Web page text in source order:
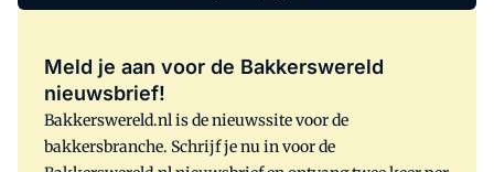
Meld je aan voor de Bakkerswereld
nieuwsbrief!
Bakkerswereld.nl is de nieuwssite voor de
bakkersbranche. Schrijf je nu in voor de